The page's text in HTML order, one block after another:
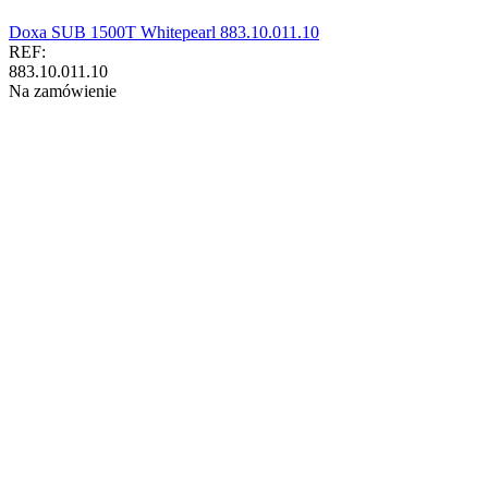
Doxa SUB 1500T Whitepearl 883.10.011.10
REF:
883.10.011.10
Na zamówienie